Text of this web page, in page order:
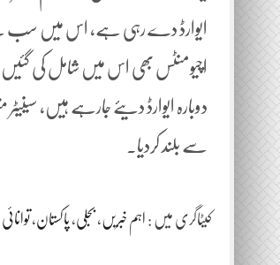
اچیومنٹس بھی اس میں شامل کی
دوبارہ ایوارڈ دیئے جارہے ہیں،
سے بلند کردیا۔
کیٹاگری میں : اہم خبریں ، بجلی، پاکستان،توانائی